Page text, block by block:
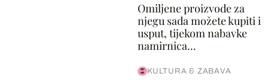
Omiljene proizvode za
njegu sada možete kupiti i
usput, tijekom nabavke
namirnica...
KULTURA & ZABAVA